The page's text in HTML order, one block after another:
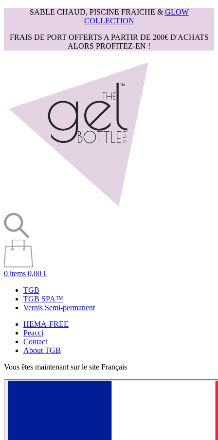
SABLE CHAUD, PISCINE FRAICHE & GLOW
COLLECTION
FRAIS DE PORT OFFERTS A PARTIR DE 200€ D'ACHATS
ALORS PROFITEZ-EN !
0 items 0,00 €
TGB
TGB SPA™
Vernis Semi-permanent
HEMA-FREE
Peacci
Contact
About TGB
Vous êtes maintenant sur le site Français